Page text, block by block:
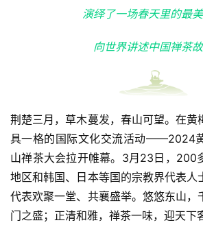
演绎了一场春天里的最
向世界讲述中国禅茶
荆楚三月，草木蔓发，春山可望。在黄
具一格的国际文化交流活动——2024
山禅茶大会拉开帷幕。3月23日，200
地区和韩国、日本等国的宗教界代表人
代表欢聚一堂、共襄盛举。悠悠东山，
门之盛；正清和雅，禅茶一味，迎天下